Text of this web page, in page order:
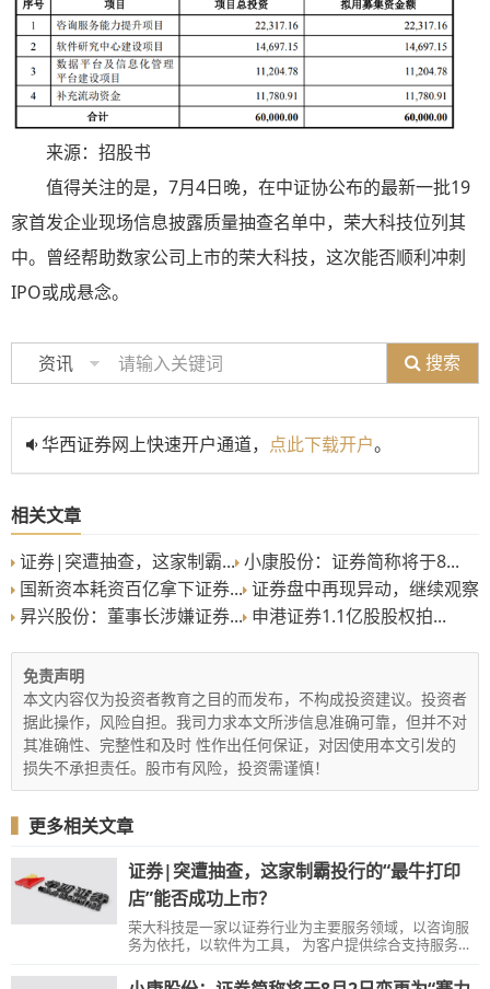
来源：招股书
值得关注的是，7月4日晚，在中证协公布的最新一批19
家首发企业现场信息披露质量抽查名单中，荣大科技位列其
中。曾经帮助数家公司上市的荣大科技，这次能否顺利冲刺
IPO或成悬念。
资讯 搜索
华西证券网上快速开户通道， 点此下载开户。
相关文章
证券|突遭抽查，这家制霸... 小康股份：证券简称将于8...
国新资本耗资百亿拿下证券... 证券盘中再现异动，继续观察
昇兴股份：董事长涉嫌证券... 申港证券1.1亿股股权拍...
免责声明
本文内容仅为投资者教育之目的而发布，不构成投资建议。投资者
据此操作，风险自担。我司力求本文所涉信息准确可靠，但并不对
其准确性、完整性和及时 性作出任何保证，对因使用本文引发的
损失不承担责任。股市有风险，投资需谨慎！
更多相关文章
证券|突遭抽查，这家制霸投行的“最牛打印
店”能否成功上市？
荣大科技是一家以证券行业为主要服务领域，以咨询服
务为依托，以软件为工具， 为客户提供综合支持服务的
投证券、海通证券、摩根大通证券（中国）和高盛高华